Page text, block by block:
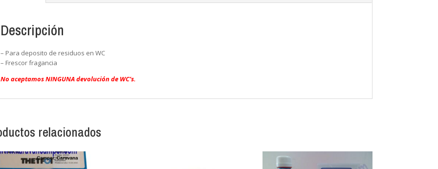
Descripción
– Para deposito de residuos en WC
– Frescor fragancia
No aceptamos NINGUNA devolución de WC’s.
relacionados